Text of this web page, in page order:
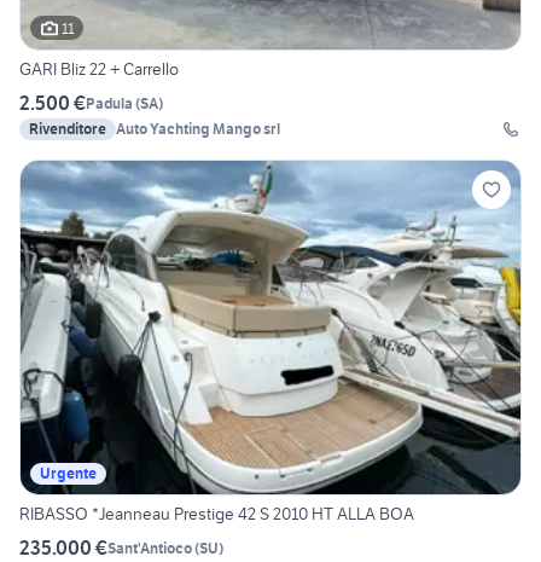
11
GARI Bliz 22 + Carrello
2.500 €Padula (SA)
Rivenditore Auto Yachting Mango srl
Urgente
RIBASSO *Jeanneau Prestige 42 S 2010 HT ALLA BOA
235.000 €Sant'Antioco(SU)